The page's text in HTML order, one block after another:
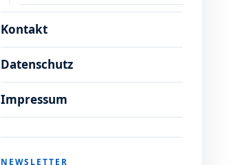
Kontakt
Datenschutz
Impressum
NEWSLETTER